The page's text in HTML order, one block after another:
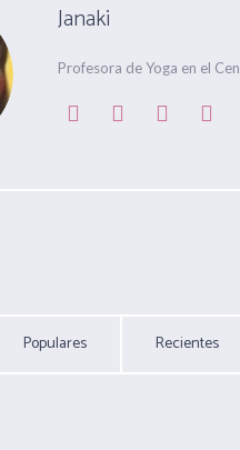
Janaki
Profesora de Yoga en el
Populares Recientes